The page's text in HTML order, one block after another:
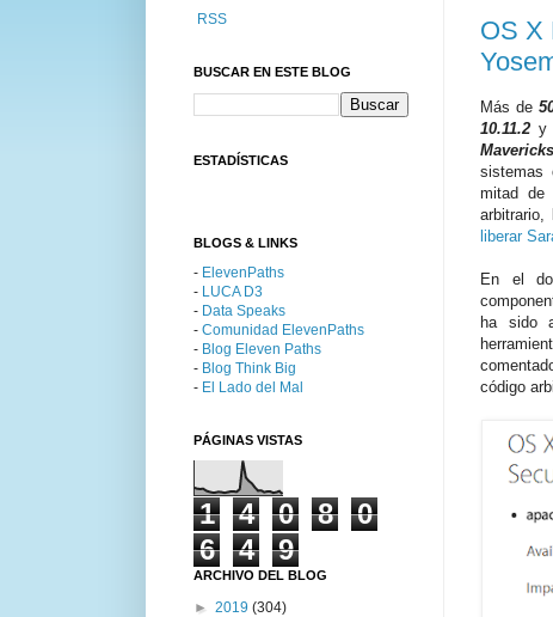
OS X
Más de
10.11.2 y
Mavericks
sistemas
mitad de
liberar
En el
ha sido
código
RSS
BUSCAR EN ESTE BLOG
ESTADÍSTICAS
BLOGS & LINKS
- ElevenPaths
- LUCA D3
- Data Speaks
- Comunidad ElevenPaths
- Blog Eleven Paths
- Blog Think Big
- El Lado del Mal
PÁGINAS VISTAS
1 4 0 8
0
6
4 9
ARCHIVO DEL BLOG
► 2019 (304)